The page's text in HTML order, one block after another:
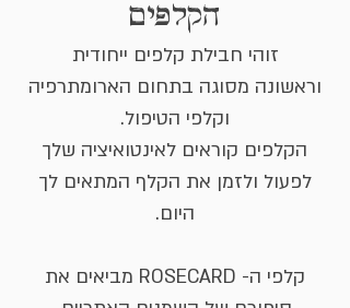
הקלפים
זוהי חבילת קלפים ייחודית
וראשונה מסוגה בתחום הארומתרפיה
וקלפי הטיפול.
הקלפים קוראים לאינטואיציה שלך
לפעול ולזמן את הקלף המתאים לך
היום.
קלפי ה- ROSECARD מביאים את